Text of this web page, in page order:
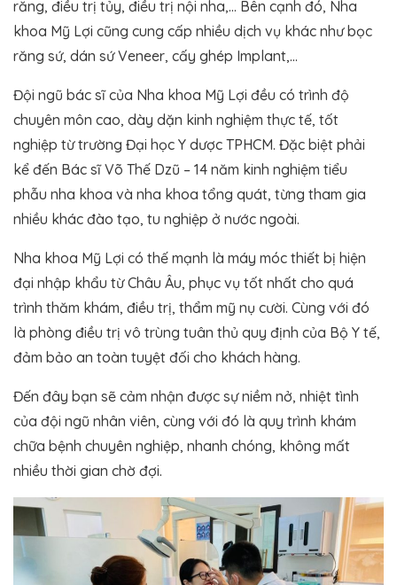
răng, điều trị tủy, điều trị nội nha,… Bên cạnh đó, Nha
khoa Mỹ Lợi cũng cung cấp nhiều dịch vụ khác như bọc
răng sứ, dán sứ Veneer, cấy ghép Implant,…
Đội ngũ bác sĩ của Nha khoa Mỹ Lợi đều có trình độ
chuyên môn cao, dày dặn kinh nghiệm thực tế, tốt
nghiệp từ trường Đại học Y dược TPHCM. Đặc biệt phải
kể đến Bác sĩ Võ Thế Dzũ – 14 năm kinh nghiệm tiểu
phẫu nha khoa và nha khoa tổng quát, từng tham gia
nhiều khác đào tạo, tu nghiệp ở nước ngoài.
Nha khoa Mỹ Lợi có thế mạnh là máy móc thiết bị hiện
đại nhập khẩu từ Châu Âu, phục vụ tốt nhất cho quá
trình thăm khám, điều trị, thẩm mỹ nụ cười. Cùng với đó
là phòng điều trị vô trùng tuân thủ quy định của Bộ Y tế,
đảm bảo an toàn tuyệt đối cho khách hàng.
Đến đây bạn sẽ cảm nhận được sự niềm nở, nhiệt tình
của đội ngũ nhân viên, cùng với đó là quy trình khám
chữa bệnh chuyên nghiệp, nhanh chóng, không mất
nhiều thời gian chờ đợi.